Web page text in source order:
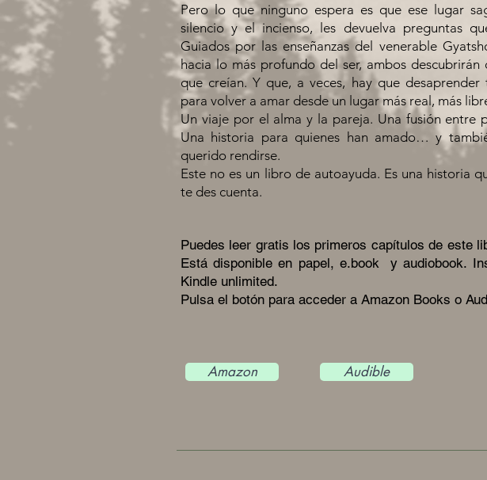
Pero lo que ninguno espera es que ese lugar
silencio y el incienso, les devuelva preguntas
Guiados por las enseñanzas del venerable
hacia lo más profundo del ser, ambos
que creían. Y que, a veces, hay que
para volver a amar desde un lugar más real, más
Un viaje por el alma y la pareja. Una fusión entre
Una historia para quienes han amado… y
querido rendirse.
Este no es un libro de autoayuda. Es una historia
te des cuenta.
Puedes leer gratis los primeros capítulos de este
Está disponible en papel, e.book y audiobook.
Kindle unlimited.
Pulsa el botón para acceder a Amazon Books o
Amazon Audible